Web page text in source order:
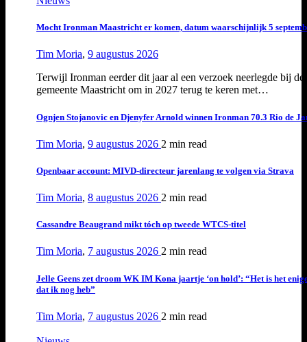
Mocht Ironman Maastricht er komen, datum waarschijnlijk 5
Tim Moria, 9 augustus 2026
Terwijl Ironman eerder dit jaar al een verzoek neerlegde bij de
gemeente Maastricht om in 2027 terug te keren met…
Ognjen Stojanovic en Djenyfer Arnold winnen Ironman 70.3 Rio de
Tim Moria, 9 augustus 2026 2 min read
Openbaar account: MIVD-directeur jarenlang te volgen via Strava
Tim Moria, 8 augustus 2026 2 min read
Cassandre Beaugrand mikt tóch op tweede WTCS-titel
Tim Moria, 7 augustus 2026 2 min read
Jelle Geens zet droom WK IM Kona jaartje ‘on hold’: “Het is het
dat ik nog heb”
Tim Moria, 7 augustus 2026 2 min read